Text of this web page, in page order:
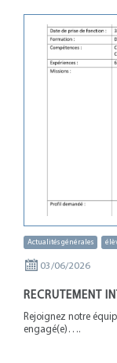
Actualités générales
03/06/2026
RECRUTEMENT
Rejoignez notre
engagé(e)….